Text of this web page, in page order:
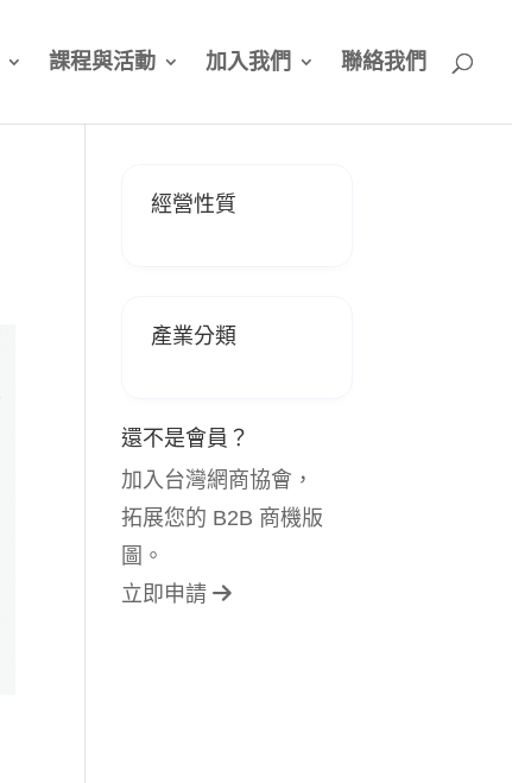
課程與活動 加入我們 聯絡我們
經營性質
產業分類
還不是會員？
加入台灣網商協會，
拓展您的 B2B 商機版
圖。
立即申請